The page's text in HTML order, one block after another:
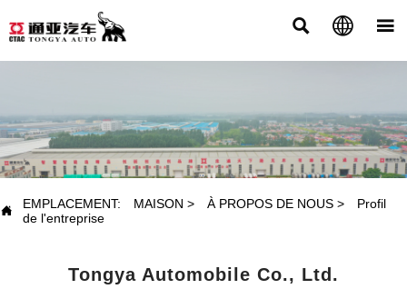
  
À PROPOS DE NOUS
 EMPLACEMENT: MAISON > À PROPOS DE NOUS >
Profil
de l'entreprise
Tongya Automobile Co., Ltd.